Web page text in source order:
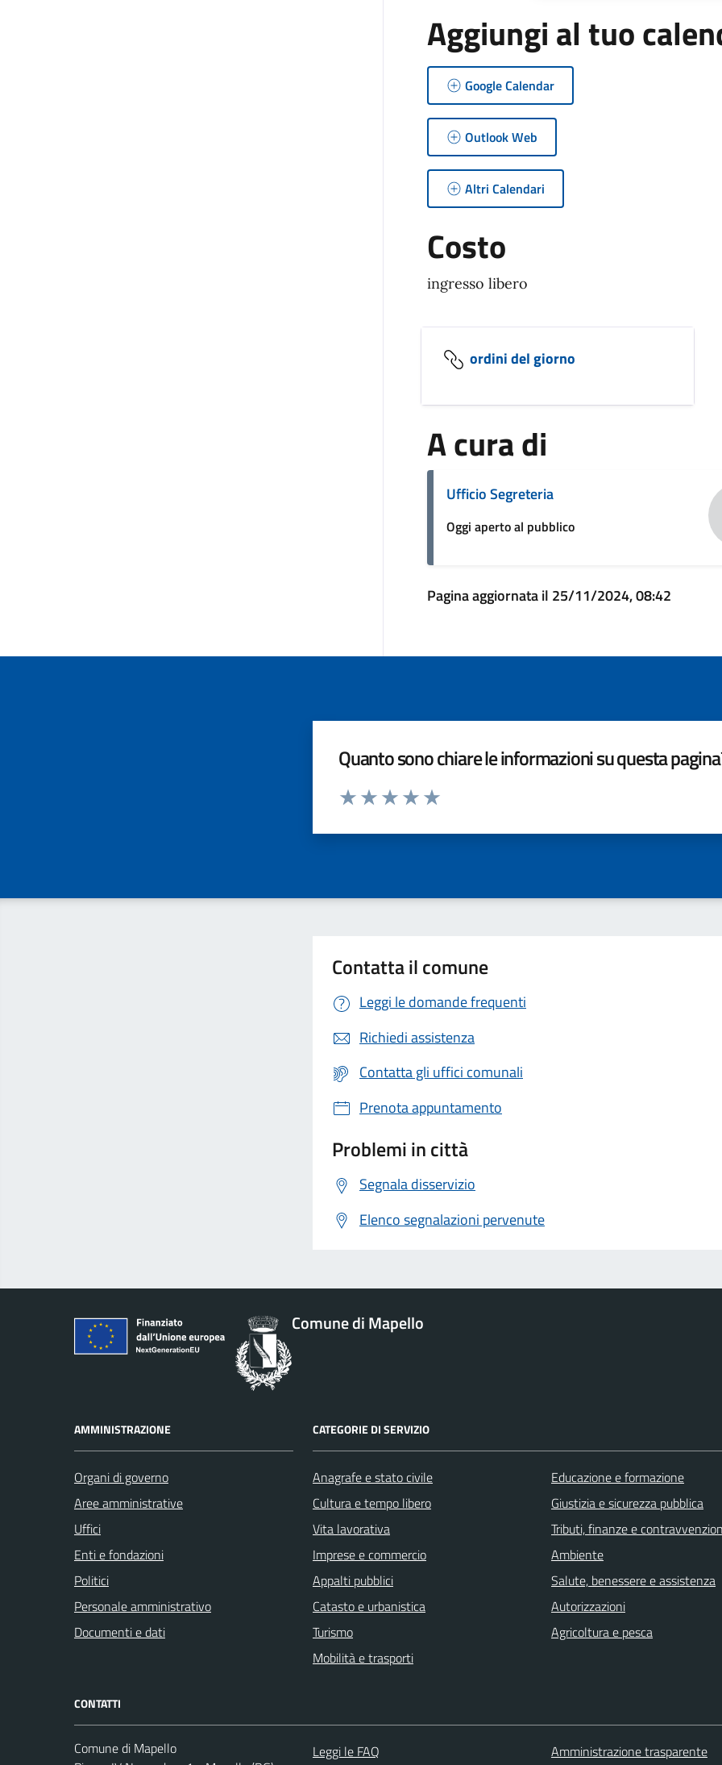
Aggiungi al tuo
Google Calendar
Outlook Web
Altri Calendari
Costo
ingresso libero
ordini del giorno
A cura di
Ufficio Segreteria
Oggi aperto al pubblico
Pagina aggiornata il 25/11/2024, 08:42
Quanto sono chiare le informazioni su questa
Valuta da 1 a 5 stelle la pagina
Contatta il comune
Leggi le domande frequenti
Richiedi assistenza
Contatta gli uffici comunali
Prenota appuntamento
Problemi in città
Segnala disservizio
Elenco segnalazioni pervenute
Comune di Mapello
AMMINISTRAZIONE
Organi di governo
Aree amministrative
Uffici
Enti e fondazioni
Politici
Personale amministrativo
Documenti e dati
CATEGORIE DI SERVIZIO
Anagrafe e stato civile
Cultura e tempo libero
Vita lavorativa
Imprese e commercio
Appalti pubblici
Catasto e urbanistica
Turismo
Mobilità e trasporti
Educazione e formazione
Giustizia e sicurezza pubblica
Tributi, finanze e
Ambiente
Salute, benessere e assistenza
Autorizzazioni
Agricoltura e pesca
CONTATTI
Comune di Mapello
Leggi le FAQ Amministrazione trasparente